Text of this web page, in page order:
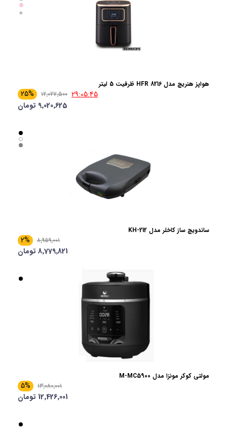
هواپز هنریچ مدل HFR 8216 ظرفیت 5 لیتر
29:05:44 12٬027٬500
25%
9٬020٬625 تومان
ساندویچ ساز کاخلر مدل KH-212
8٬959٬001
2%
8٬779٬821 تومان
مولتی کوکر مونزا مدل M-MC5900
13٬080٬001
5%
12٬426٬001 تومان